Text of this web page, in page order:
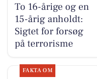
To 16-årige og en
15-årig anholdt:
Sigtet for forsøg
på terrorisme
FAKTA OM